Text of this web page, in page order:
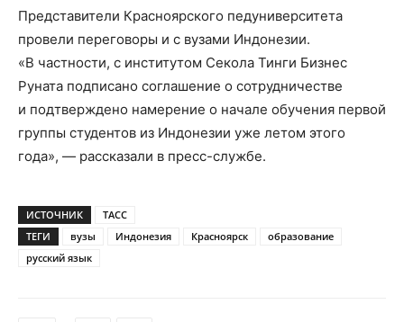
Представители Красноярского педуниверситета
провели переговоры и с вузами Индонезии.
«В частности, с институтом Секола Тинги Бизнес
Руната подписано соглашение о сотрудничестве
и подтверждено намерение о начале обучения первой
группы студентов из Индонезии уже летом этого
года», — рассказали в пресс-службе.
ИСТОЧНИК
ТАСС
ТЕГИ
вузы Индонезия Красноярск
образование
русский язык